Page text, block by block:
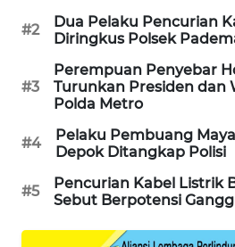
#2
Dua Pelaku Pencurian
Diringkus Polsek
#3
Perempuan Penyebar
Turunkan Presiden dan
Polda Metro
#4
Pelaku Pembuang
Depok Ditangkap Polisi
#5
Pencurian Kabel Listrik
Sebut Berpotensi
KONSUMEN
LISTRIK
MASYARAKAT
KELISTRIKAN
WALINKI
ID